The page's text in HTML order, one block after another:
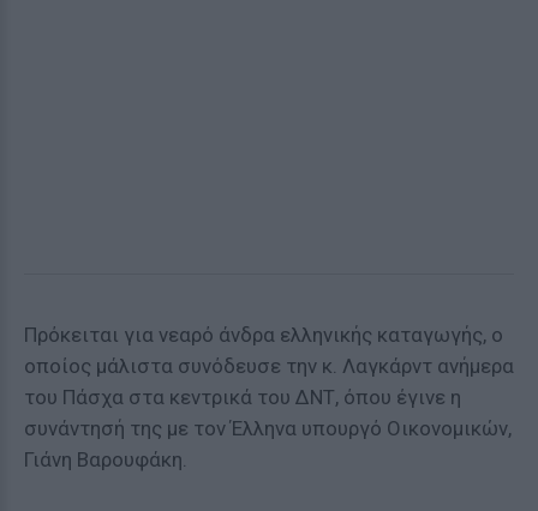
Πρόκειται για νεαρό άνδρα ελληνικής καταγωγής, ο
οποίος μάλιστα συνόδευσε την κ. Λαγκάρντ ανήμερα
του Πάσχα στα κεντρικά του ΔΝΤ, όπου έγινε η
συνάντησή της με τον Έλληνα υπουργό Οικονομικών,
Γιάνη Βαρουφάκη.